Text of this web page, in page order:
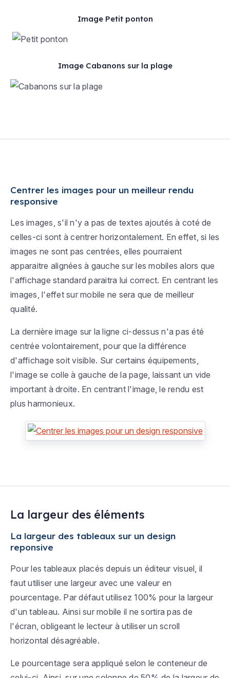
Image Petit ponton
Image Cabanons sur la plage
Centrer les images pour un meilleur rendu
responsive
Les images, s'il n'y a pas de textes ajoutés à coté de
celles-ci sont à centrer horizontalement. En effet, si les
images ne sont pas centrées, elles pourraient
apparaitre alignées à gauche sur les mobiles alors que
l'affichage standard paraitra lui correct. En centrant les
images, l'effet sur mobile ne sera que de meilleur
qualité.
La dernière image sur la ligne ci-dessus n'a pas été
centrée volontairement, pour que la différence
d'affichage soit visible. Sur certains équipements,
l'image se colle à gauche de la page, laissant un vide
important à droite. En centrant l'image, le rendu est
plus harmonieux.
La largeur des éléments
La largeur des tableaux sur un design
reponsive
Pour les tableaux placés depuis un éditeur visuel, il
faut utiliser une largeur avec une valeur en
pourcentage. Par défaut utilisez 100% pour la largeur
d'un tableau. Ainsi sur mobile il ne sortira pas de
l'écran, obligeant le lecteur à utiliser un scroll
horizontal désagréable.
Le pourcentage sera appliqué selon le conteneur de